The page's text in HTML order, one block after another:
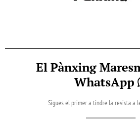
El Pànxing
WhatsApp
Sigues el primer a tindre la revista a